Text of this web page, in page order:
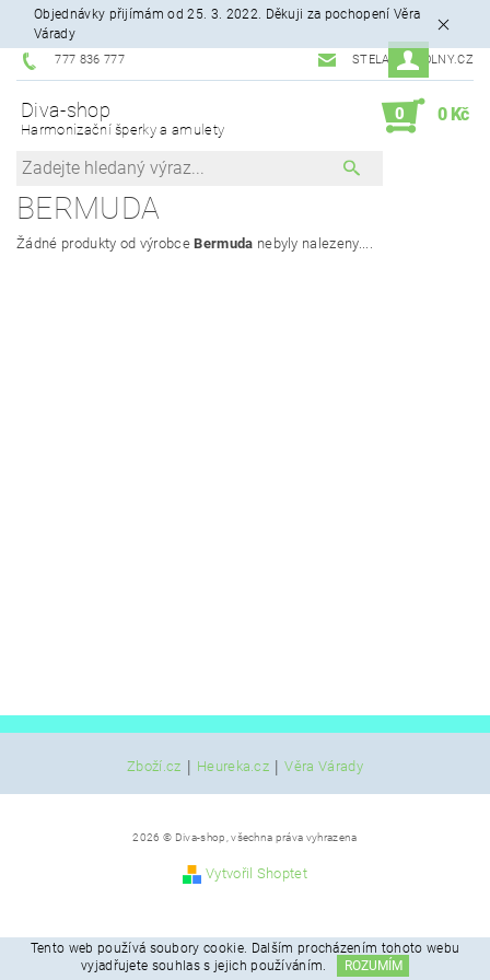
Objednávky přijímám od 25. 3. 2022. Děkuji za pochopení Věra
Várady
777 836 777 STELA99@VOLNY.CZ
Diva-shop
Harmonizační šperky a amulety
0 0 Kč
BERMUDA
Žádné produkty od výrobceBermuda nebyly nalezeny....
Zboží.cz | Heureka.cz | Věra Várady
2026 © Diva-shop, všechna práva vyhrazena
Vytvořil Shoptet
Tento web používá soubory cookie. Dalším procházením tohoto webu
vyjadřujete souhlas s jejich používáním.
ROZUMÍM